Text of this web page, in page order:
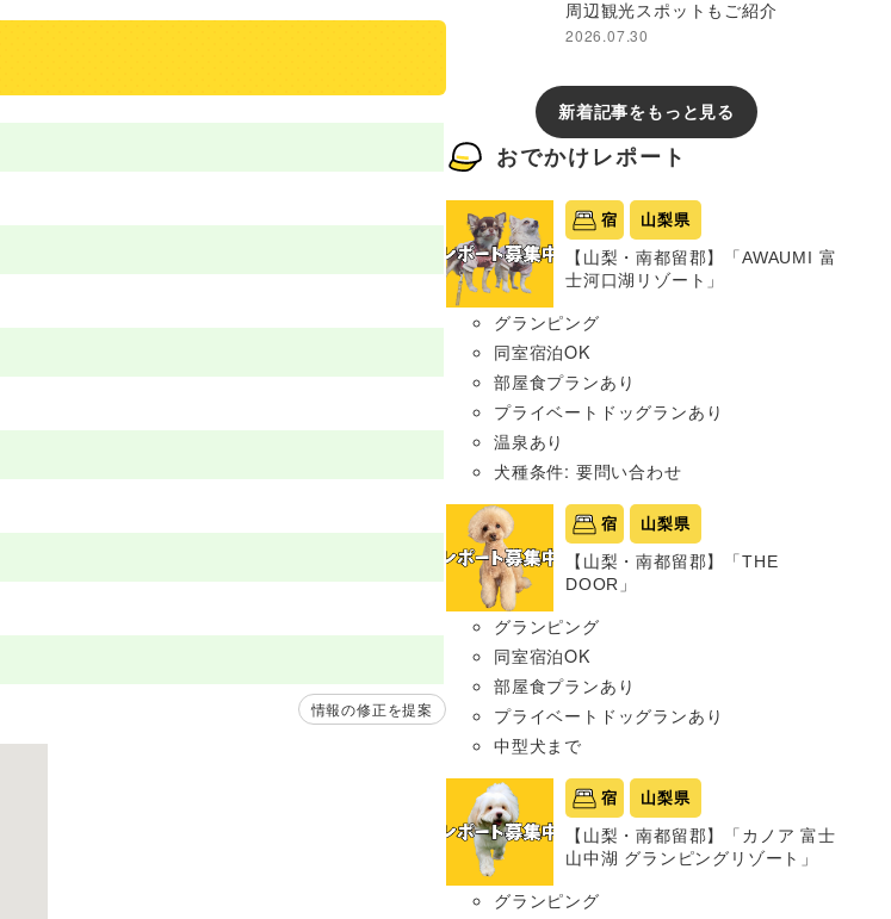
情報の修正を提案
周辺観光スポットもご紹介
2026.07.30
新着記事をもっと見る
おでかけレポート
宿 山梨県
【山梨・南都留郡】「AWAUMI 富
士河口湖リゾート」
グランピング
同室宿泊OK
部屋食プランあり
プライベートドッグランあり
温泉あり
犬種条件: 要問い合わせ
宿 山梨県
【山梨・南都留郡】「THE
DOOR」
グランピング
同室宿泊OK
部屋食プランあり
プライベートドッグランあり
中型犬まで
宿 山梨県
【山梨・南都留郡】「カノア 富士
山中湖 グランピングリゾート」
グランピング